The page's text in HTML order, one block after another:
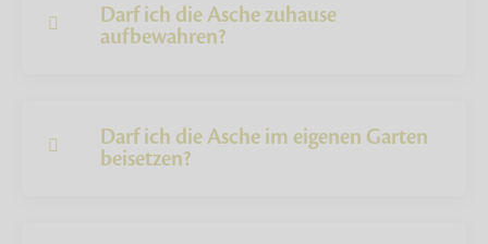
Darf ich die Asche zuhause
aufbewahren?
Darf ich die Asche im eigenen Garten
beisetzen?